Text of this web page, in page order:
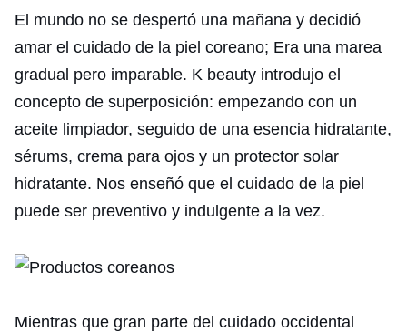
El mundo no se despertó una mañana y decidió
amar el cuidado de la piel coreano; Era una marea
gradual pero imparable. K beauty introdujo el
concepto de superposición: empezando con un
aceite limpiador, seguido de una esencia hidratante,
sérums, crema para ojos y un protector solar
hidratante. Nos enseñó que el cuidado de la piel
puede ser preventivo y indulgente a la vez.
Mientras que gran parte del cuidado occidental